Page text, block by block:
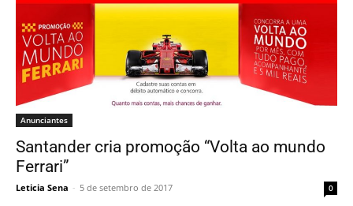
Anunciantes
Santander cria promoção “Volta ao mundo
Ferrari”
Leticia Sena - 5 de setembro de 2017 0